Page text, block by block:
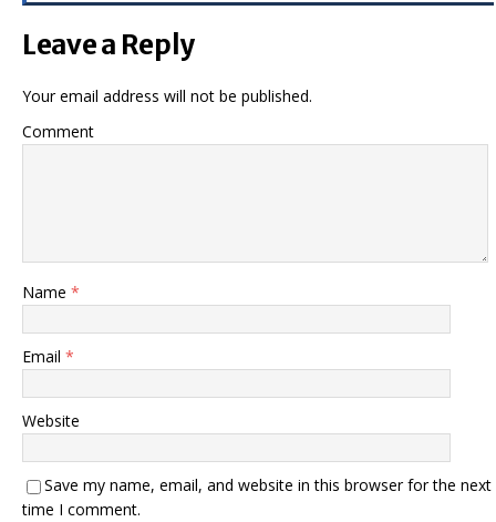
Leave a Reply
Your email address will not be published.
Comment
Name *
Email *
Website
Save my name, email, and website in this browser for the next
time I comment.